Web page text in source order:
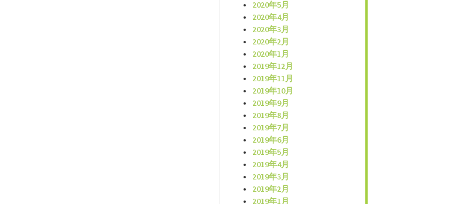
2020年5月
2020年4月
2020年3月
2020年2月
2020年1月
2019年12月
2019年11月
2019年10月
2019年9月
2019年8月
2019年7月
2019年6月
2019年5月
2019年4月
2019年3月
2019年2月
2019年1月